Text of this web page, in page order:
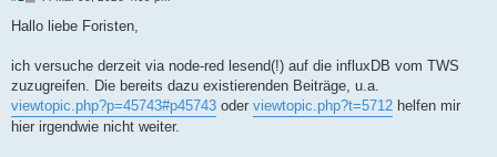
i
a
Hallo liebe Foristen,
ich versuche derzeit via node-red lesend(!) auf die influxDB vom TWS
zuzugreifen. Die bereits dazu existierenden Beiträge, u.a.
viewtopic.php?p=45743#p45743 oder viewtopic.php?t=5712 helfen mir
hier irgendwie nicht weiter.